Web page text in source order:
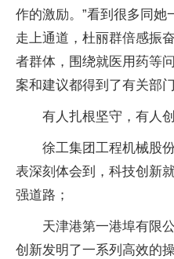
作的激励。”看到很多同她
走上通道，杜丽群倍感振
者群体，围绕就医用药等
案和建议都得到了有关部
有人扎根坚守，有人创
徐工集团工程机械股
表深刻体会到，科技创新
强道路；
天津港第一港埠有限
创新发明了一系列高效的